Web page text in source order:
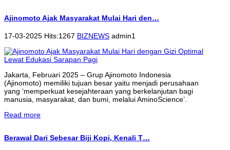
Ajinomoto Ajak Masyarakat Mulai Hari den…
17-03-2025 Hits:1267 BIZNEWS admin1
Jakarta, Februari 2025 – Grup Ajinomoto Indonesia
(Ajinomoto) memiliki tujuan besar yaitu menjadi perusahaan
yang ‘memperkuat kesejahteraan yang berkelanjutan bagi
manusia, masyarakat, dan bumi, melalui AminoScience’.
Read more
Berawal Dari Sebesar Biji Kopi, Kenali T…